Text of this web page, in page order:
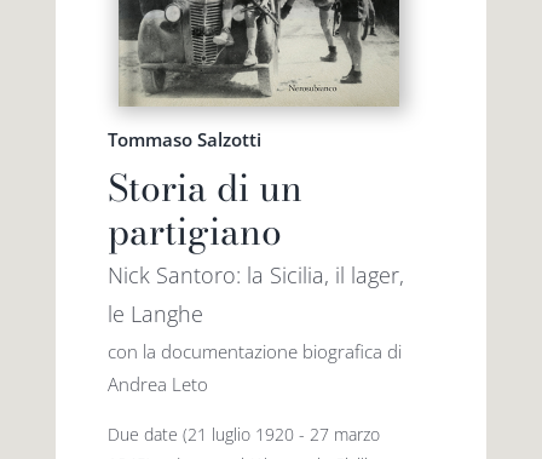
Tommaso Salzotti
Storia di un
partigiano
Nick Santoro: la Sicilia, il lager,
le Langhe
con la documentazione biografica di
Andrea Leto
Due date (21 luglio 1920 - 27 marzo